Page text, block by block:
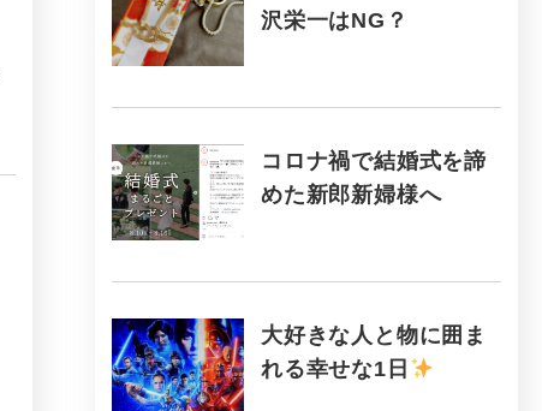
沢栄一はNG？
コロナ禍で結婚式を諦
めた新郎新婦様へ
大好きな人と物に囲ま
れる幸せな1日